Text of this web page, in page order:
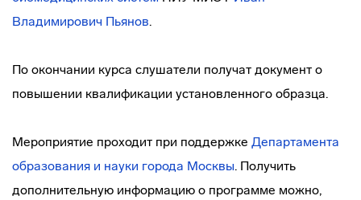
Владимирович Пьянов.
По окончании курса слушатели получат документ о
повышении квалификации установленного образца.
Мероприятие проходит при поддержке Департамента
образования и науки города Москвы. Получить
дополнительную информацию о программе можно,